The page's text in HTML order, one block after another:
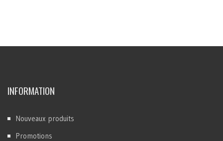
INFORMATION
Nouveaux produits
Promotions